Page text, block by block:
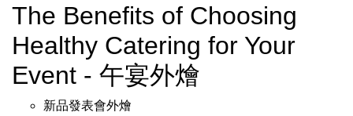
The Benefits of Choosing
Healthy Catering for Your
Event - 午宴外燴
新品發表會外燴